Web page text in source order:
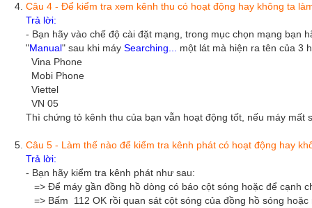
Câu 4 - Để kiểm tra xem kênh thu có hoạt động hay không ta
Trả lời:
- Bạn hãy vào chế độ cài đặt mạng, trong mục chọn mạng bạn
"Manual" sau khi máy Searching... một lát mà hiện ra tên của 3
Vina Phone
Mobi Phone
Viettel
VN 05
Thì chứng tỏ kênh thu của bạn vẫn hoạt động tốt, nếu máy mất
Câu 5 - Làm thế nào để kiểm tra kênh phát có hoạt động hay
Trả lời:
- Bạn hãy kiểm tra kênh phát như sau:
=> Để máy gần đồng hồ dòng có báo cột sóng hoặc để cạnh
=> Bấm 112 OK rồi quan sát cột sóng của đồng hồ sóng